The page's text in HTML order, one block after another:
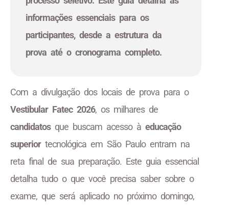
informações essenciais para os
participantes, desde a estrutura da
prova até o cronograma completo.
Com a divulgação dos locais de prova para o
Vestibular Fatec 2026, os milhares de
candidatosque buscam acesso à educação
superiortecnológica em São Paulo entram na
reta final de sua preparação. Este guia essencial
detalha tudo o que você precisa saber sobre o
exame, que será aplicado no próximo domingo,